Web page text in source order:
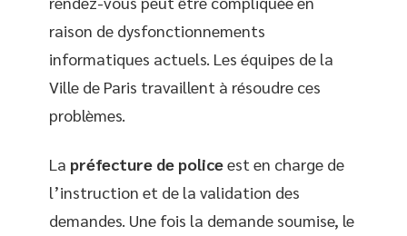
raison de dysfonctionnements
informatiques actuels. Les équipes de la
Ville de Paris travaillent à résoudre ces
problèmes.
La préfecture de policeest en charge de
l’instruction et de la validation des
demandes. Une fois la demande soumise, le